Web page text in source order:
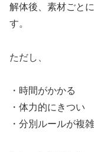
解体後、素材ごと
す。
ただし、
・時間がかかる
・体力的にきつい
・分別ルールが複雑